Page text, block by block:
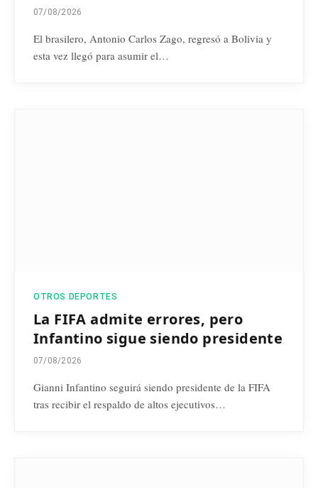
07/08/2026
El brasilero, Antonio Carlos Zago, regresó a Bolivia y
esta vez llegó para asumir el…
OTROS DEPORTES
La FIFA admite errores, pero
Infantino sigue siendo presidente
07/08/2026
Gianni Infantino seguirá siendo presidente de la FIFA
tras recibir el respaldo de altos ejecutivos…